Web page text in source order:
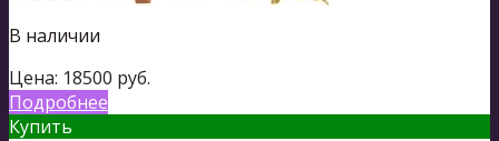
В наличии
Цена: 18500 руб.
Подробнее
Купить